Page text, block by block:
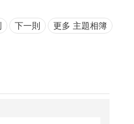
下一則 更多 主題相簿